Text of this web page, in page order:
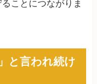
ことにつながりま
と言われ続け